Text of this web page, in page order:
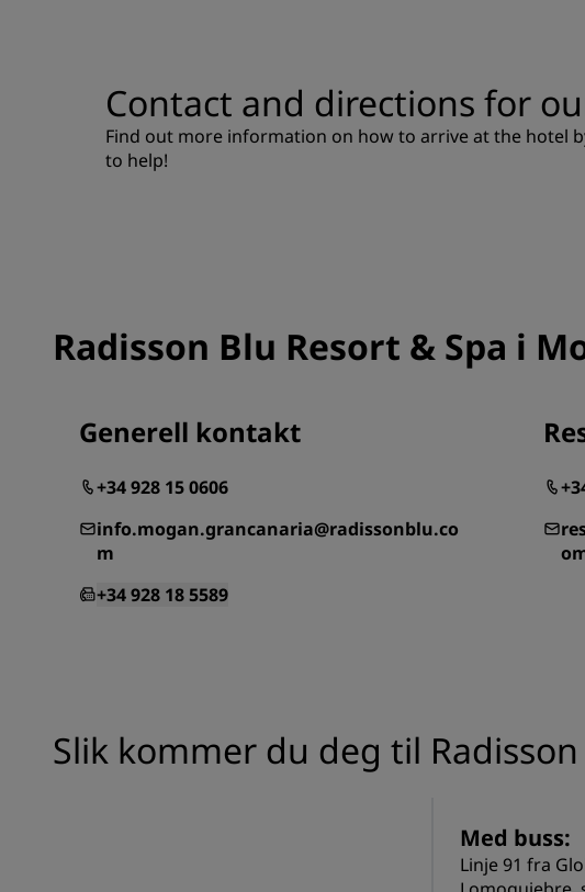
Tilknyttede merker i Kina
Contact and directions for
Find out more information on how to arrive at the hotel
to help!
Radisson Blu Resort & Spa i
Generell kontakt
+34 928 15 0606
info.mogan.grancanaria@radissonblu.co
m​
+34 928 18 5589
Slik kommer du deg til
Med buss:
Linje 91 fra